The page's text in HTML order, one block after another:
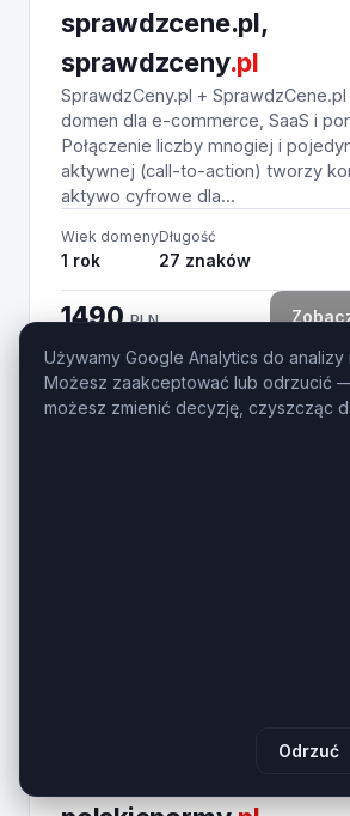
sprawdzcene.pl,
sprawdzceny.pl
SprawdzCeny.pl +
domen dla e-commerce, SaaS i
Połączenie liczby mnogiej i
aktywnej (call-to-action) tworzy
aktywo cyfrowe dla...
Wiek domeny
1 rok
Długość
27 znaków
1490PLN
Używamy Google Analytics do analizy
Możesz zaakceptować lub odrzucić
możesz zmienić decyzję, czyszcząc
Odrzuć